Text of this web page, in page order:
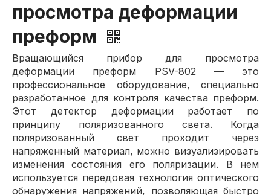
просмотра деформации
преформ
Вращающийся прибор для просмотра
деформации преформ PSV-802 — это
профессиональное оборудование, специально
разработанное для контроля качества преформ.
Этот детектор деформации работает по
принципу поляризованного света. Когда
поляризованный свет проходит через
напряженный материал, можно визуализировать
изменения состояния его поляризации. В нем
используется передовая технология оптического
обнаружения напряжений, позволяющая быстро